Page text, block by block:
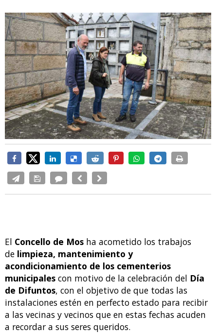
El Concello de Mos ha acometido los trabajos
de limpieza, mantenimiento y
acondicionamiento de los cementerios
municipales con motivo de la celebración del Día
de Difuntos, con el objetivo de que todas las
instalaciones estén en perfecto estado para recibir
a las vecinas y vecinos que en estas fechas acuden
a recordar a sus seres queridos.